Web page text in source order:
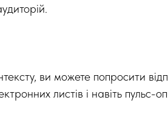
ви можете попросити
листів і навіть пульс-